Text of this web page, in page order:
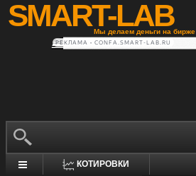
SMART-LAB
Мы делаем деньги на бирже
РЕКЛАМА • CONFA.SMART-LAB.RU
КОТИРОВКИ